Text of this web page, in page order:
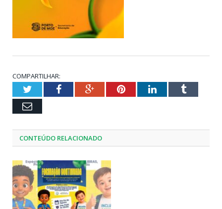
COMPARTILHAR:
TwitterFacebookGoogle+PinterestLinkedInTumblr
Email
CONTEÚDO RELACIONADO